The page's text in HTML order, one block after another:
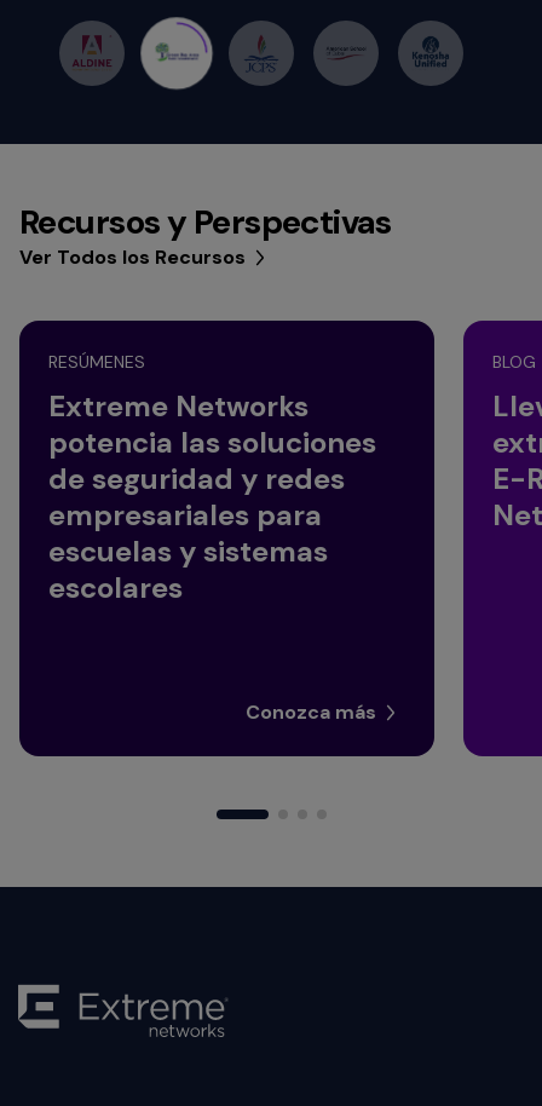
Recursos y Perspectivas
Ver Todos los Recursos
RESÚMENES
Extreme Networks
potencia las soluciones
de seguridad y redes
empresariales para
escuelas y sistemas
escolares
Conozca más
BLOG
E-